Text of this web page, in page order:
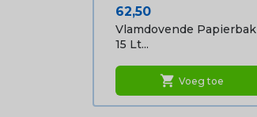
Prijs
62,50
Vlamdovende Papierbak
15 Lt...
shopping_cart Voeg toe